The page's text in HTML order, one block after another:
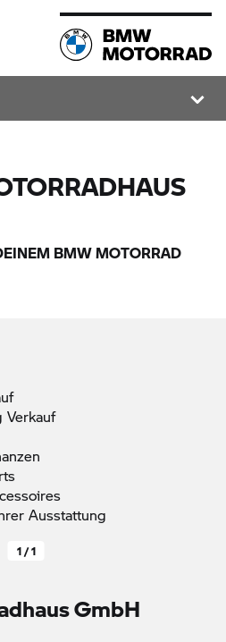
BMW MOTORRAD
Verkauf
Ausstattung
1 / 1
GmbH